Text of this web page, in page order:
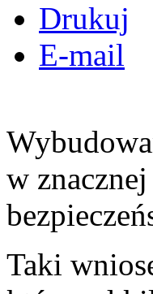
Drukuj
E-mail
w
Taki